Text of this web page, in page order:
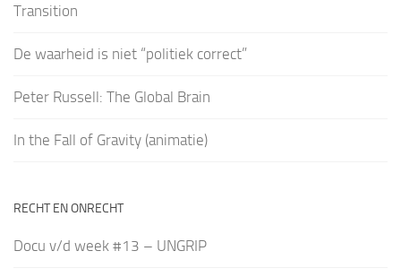
Transition
De waarheid is niet “politiek correct”
Peter Russell: The Global Brain
In the Fall of Gravity (animatie)
RECHT EN ONRECHT
Docu v/d week #13 – UNGRIP